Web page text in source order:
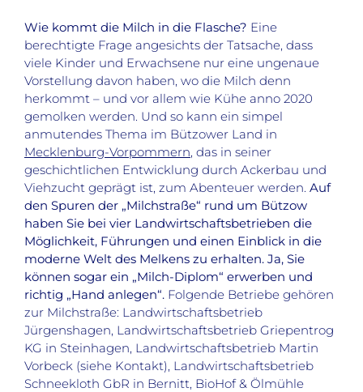
Wie kommt die Milch in die Flasche? Eine
berechtigte Frage angesichts der Tatsache, dass
viele Kinder und Erwachsene nur eine ungenaue
Vorstellung davon haben, wo die Milch denn
herkommt – und vor allem wie Kühe anno 2020
gemolken werden. Und so kann ein simpel
anmutendes Thema im Bützower Land in
Mecklenburg-Vorpommern, das in seiner
geschichtlichen Entwicklung durch Ackerbau und
Viehzucht geprägt ist, zum Abenteuer werden. Auf
den Spuren der „Milchstraße“ rund um Bützow
haben Sie bei vier Landwirtschaftsbetrieben die
Möglichkeit, Führungen und einen Einblick in die
moderne Welt des Melkens zu erhalten. Ja, Sie
können sogar ein „Milch-Diplom“ erwerben und
richtig „Hand anlegen“. Folgende Betriebe gehören
zur Milchstraße: Landwirtschaftsbetrieb
Jürgenshagen, Landwirtschaftsbetrieb Griepentrog
KG in Steinhagen, Landwirtschaftsbetrieb Martin
Vorbeck (siehe Kontakt), Landwirtschaftsbetrieb
Schneekloth GbR in Bernitt, BioHof & Ölmühle